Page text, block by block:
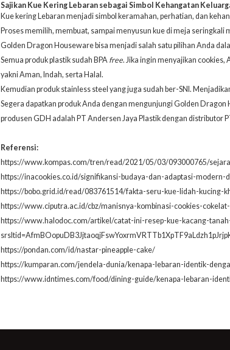
Sajikan Kue Kering Lebaran sebagai Simbol Kehangatan
Kue kering Lebaran menjadi simbol keramahan, perhatian, dan
Proses memilih, membuat, sampai menyusun kue di meja seringkali
Golden Dragon Houseware bisa menjadi salah satu pilihan Anda
Semua produk plastik sudah BPA free. Jika ingin menyajikan
yakni Aman, Indah, serta Halal.
Kemudian produk stainless steel yang juga sudah ber-SNI.
Segera dapatkan produk Anda dengan mengunjungiGolden Dragon
produsen GDH adalah PT Andersen Jaya Plastik dengan distributor
Referensi:
https://www.kompas.com/tren/read/2021/05/03/093000765/
https://inacookies.co.id/signifikansi-budaya-dan-adaptasi-
https://bobo.grid.id/read/083761514/fakta-seru-kue-lidah-kucing-
https://www.ciputra.ac.id/cbz/manisnya-kombinasi-cookies-
https://www.halodoc.com/artikel/catat-ini-resep-kue-kacang-
https://pondan.com/id/nastar-pineapple-cake/
https://kumparan.com/jendela-dunia/kenapa-lebaran-identik-
https://www.idntimes.com/food/dining-guide/kenapa-lebaran-